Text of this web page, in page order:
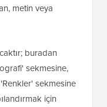
metin veya
buradan
sekmesine,
sekmesine
için